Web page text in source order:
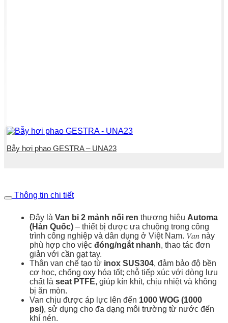
Bẫy hơi phao GESTRA – UNA23
Thông tin chi tiết
Đây là Van bi 2 mảnh nối ren thương hiệu Automa
(Hàn Quốc) – thiết bị được ưa chuộng trong công
trình công nghiệp và dân dụng ở Việt Nam. 𝑉𝑎𝑛 này
phù hợp cho việc đóng/ngắt nhanh, thao tác đơn
giản với cần gạt tay.
Thân van chế tạo từ inox SUS304, đảm bảo độ bền
cơ học, chống oxy hóa tốt; chỗ tiếp xúc với dòng lưu
chất là seat PTFE, giúp kín khít, chịu nhiệt và không
bị ăn mòn.
Van chịu được áp lực lên đến 1000 WOG (1000
psi), sử dụng cho đa dạng môi trường từ nước đến
khí nén.